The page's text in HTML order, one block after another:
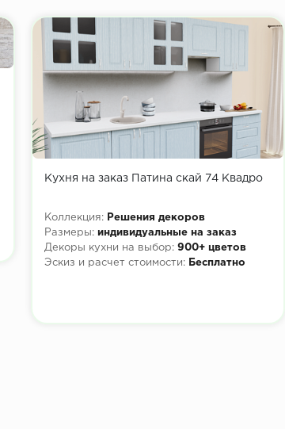
Кухня на заказ Патина скай 74 Квадро
Коллекция:
Решения декоров
Размеры: индивидуальные на заказ
Декоры кухни на выбор: 900+ цветов
Эскиз и расчет стоимости:
Бесплатно